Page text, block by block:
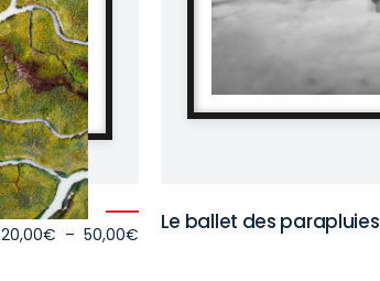
20,00€ – 50,00€PlageLe ballet des parapluies